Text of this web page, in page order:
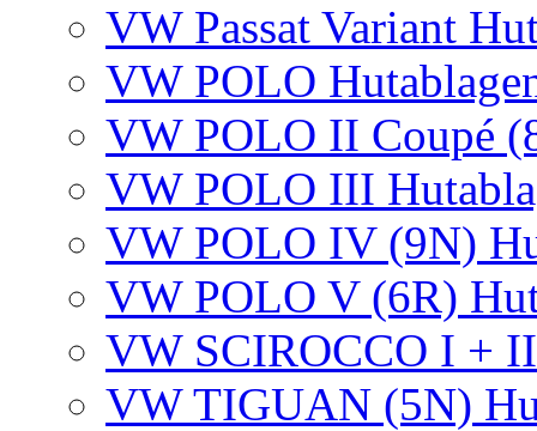
VW Passat Variant
VW POLO
VW POLO II Coupé
VW POLO III
VW POLO IV (9N)
VW POLO V (6R)
VW SCIROCCO I +
VW TIGUAN (5N)